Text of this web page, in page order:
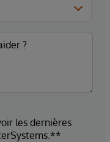
les dernières